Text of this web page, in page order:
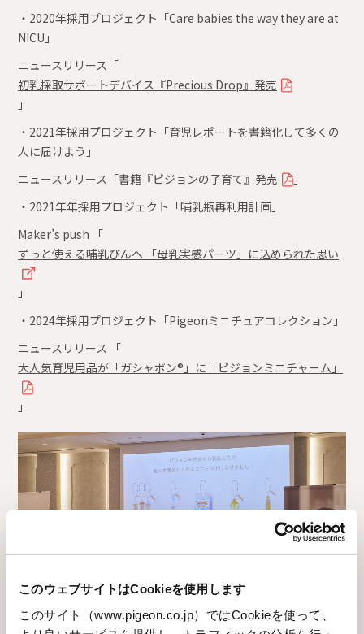
このウェブサイトはCookieを使用します
このサイト（www.pigeon.co.jp）ではCookieを使って、
・2020年採用プロジェクト「Care babies the way they are at
NICU」
ニュースリリース「
初乳採取サポートデバイス『Precious Drop』発売
」
・2021年採用プロジェクト「育児レポートを書籍化して多くの
人に届けよう」
ニュースリリース「書籍『ピジョンの子育て』発売
」
・2021年年採用プロジェクト「哺乳瓶再利用計画」
Maker’s push 「
ずっと使える哺乳びんへ 「母乳実感パーツ」に込められた思い
」
・2024年採用プロジェクト「Pigeonミニチュアコレクション」
ニュースリリース 「
大人気育児用品が「ガシャポン®」に「ピジョンミニチャーム」
」